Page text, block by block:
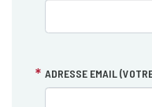
ADRESSE EMAIL